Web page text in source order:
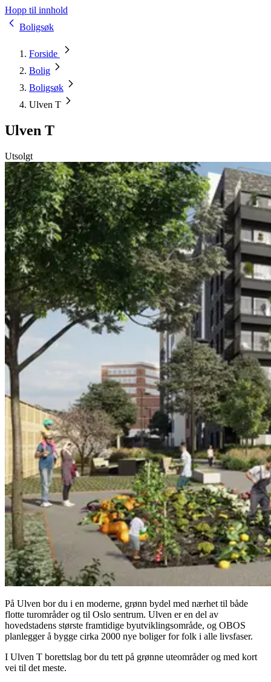
Hopp til innhold
Boligsøk
Forside
Bolig
Boligsøk
Ulven T
Ulven T
Utsolgt
På Ulven bor du i en moderne, grønn bydel med nærhet til både
flotte turområder og til Oslo sentrum. Ulven er en del av
hovedstadens største framtidige byutviklingsområde, og OBOS
planlegger å bygge cirka 2000 nye boliger for folk i alle livsfaser.
I Ulven T borettslag bor du tett på grønne uteområder og med kort
vei til det meste.